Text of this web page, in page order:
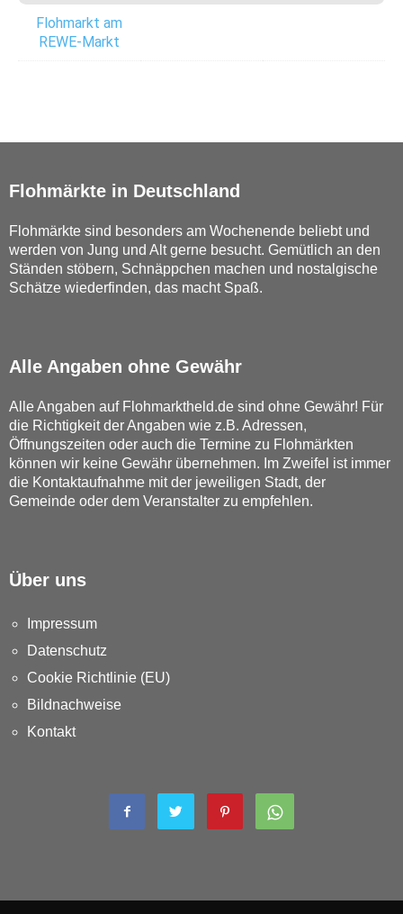
Flohmarkt am
REWE-Markt
Flohmärkte in Deutschland
Flohmärkte sind besonders am Wochenende beliebt und
werden von Jung und Alt gerne besucht. Gemütlich an den
Ständen stöbern, Schnäppchen machen und nostalgische
Schätze wiederfinden, das macht Spaß.
Alle Angaben ohne Gewähr
Alle Angaben auf Flohmarktheld.de sind ohne Gewähr! Für
die Richtigkeit der Angaben wie z.B. Adressen,
Öffnungszeiten oder auch die Termine zu Flohmärkten
können wir keine Gewähr übernehmen. Im Zweifel ist immer
die Kontaktaufnahme mit der jeweiligen Stadt, der
Gemeinde oder dem Veranstalter zu empfehlen.
Über uns
Impressum
Datenschutz
Cookie Richtlinie (EU)
Bildnachweise
Kontakt